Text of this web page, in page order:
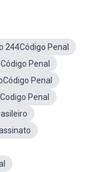
244Código Penal
Penal
Penal
Codigo Penal